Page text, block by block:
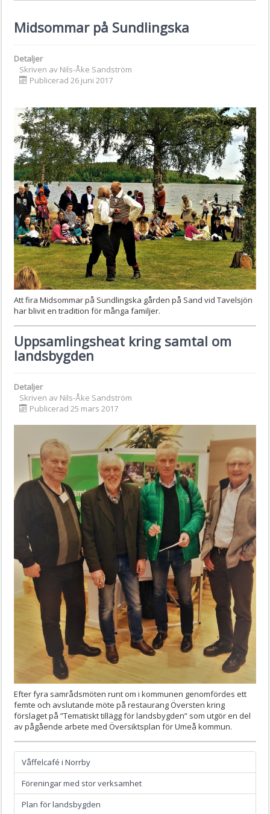
Midsommar på Sundlingska
Detaljer
Skriven av Nils-Åke Sandström
Publicerad 26 juni 2017
Att fira Midsommar på Sundlingska gården på Sand vid Tavelsjön
har blivit en tradition för många familjer.
Uppsamlingsheat kring samtal om
landsbygden
Detaljer
Skriven av Nils-Åke Sandström
Publicerad 25 mars 2017
Efter fyra samrådsmöten runt om i kommunen genomfördes ett
femte och avslutande möte på restaurang Översten kring
förslaget på ”Tematiskt tillägg för landsbygden” som utgör en del
av pågående arbete med Översiktsplan för Umeå kommun.
Våffelcafé i Norrby
Föreningar med stor verksamhet
Plan för landsbygden